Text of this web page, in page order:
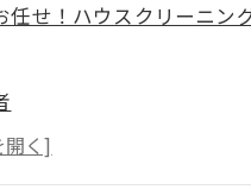
せ！ハウスクリーニン